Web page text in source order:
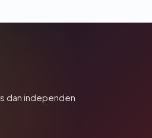
dan independen